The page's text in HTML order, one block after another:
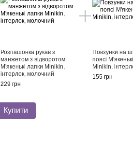
Розпашонка рукав з
манжетом з відворотом
М'якенькі лапки Minikin,
інтерлок, молочний
229 грн
Повзунки на
поясі
Minikin,
155 грн
Купити